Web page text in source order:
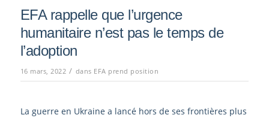
EFA rappelle que l’urgence
humanitaire n’est pas le temps de
l’adoption
16 mars, 2022 / dans EFA prend position
La guerre en Ukraine a lancé hors de ses frontières plus